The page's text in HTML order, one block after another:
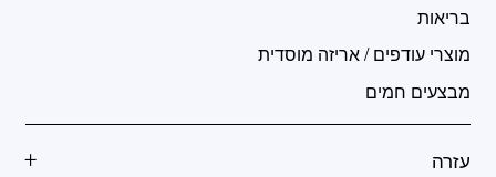
בריאות
מוצרי עודפים / אריזה מוסדית
מבצעים חמים
עזרה